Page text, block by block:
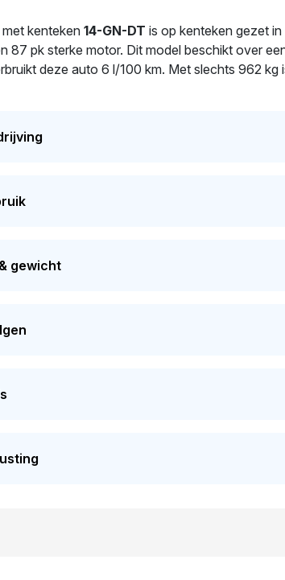
met kenteken 14-GN-DT is op kenteken gezet in
87 pk sterke motor. Dit model beschikt over
deze auto 6 l/100 km. Met slechts 962 kg
bereden door de huidige eigenaar. De
gewicht